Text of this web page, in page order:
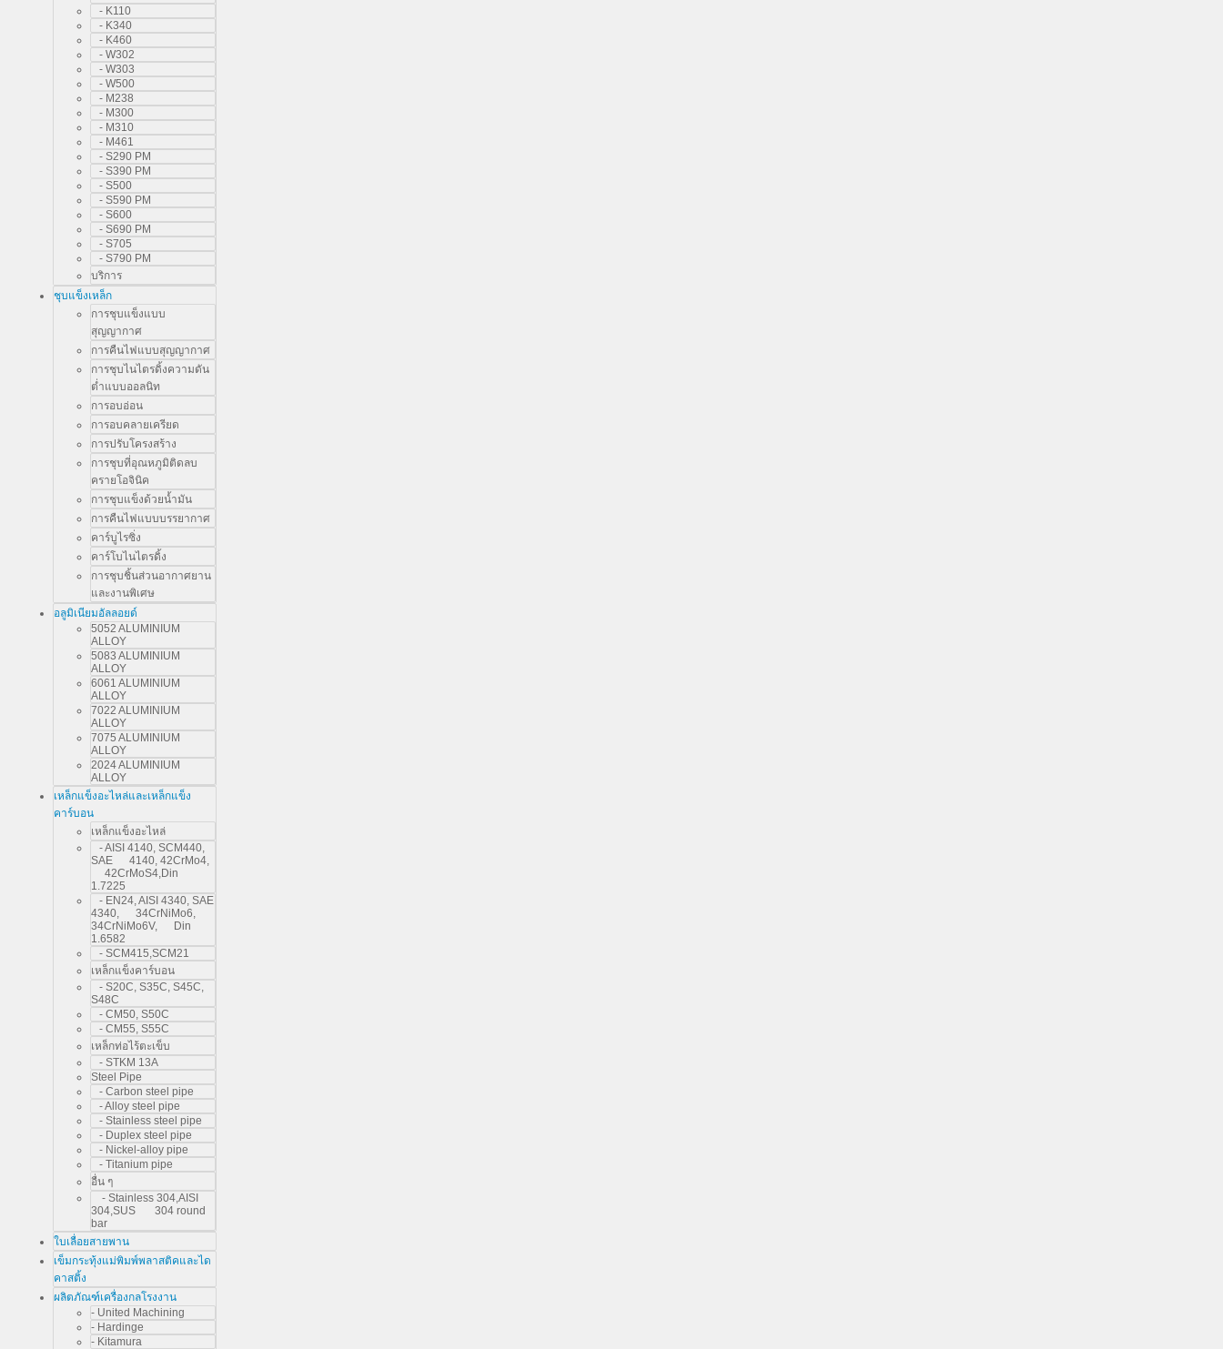
- K110
- K340
- K460
- W302
- W303
- W500
- M238
- M300
- M310
- M461
- S290 PM
- S390 PM
- S500
- S590 PM
- S600
- S690 PM
- S705
- S790 PM
บริการ
ชุบแข็งเหล็ก
การชุบแข็งแบบ
สุญญากาศ
การคืนไฟแบบสุญญากาศ
การชุบไนไตรดิ้งความดัน
ต่ำแบบออลนิท
การอบอ่อน
การอบคลายเครียด
การปรับโครงสร้าง
การชุบที่อุณหภูมิติดลบ
ครายโอจินิค
การชุบแข็งด้วยน้ำมัน
การคืนไฟแบบบรรยากาศ
คาร์บูไรซิ่ง
คาร์โบไนไตรดิ้ง
การชุบชิ้นส่วนอากาศยาน
และงานพิเศษ
อลูมิเนียมอัลลอยด์
5052 ALUMINIUM
ALLOY
5083 ALUMINIUM
ALLOY
6061 ALUMINIUM
ALLOY
7022 ALUMINIUM
ALLOY
7075 ALUMINIUM
ALLOY
2024 ALUMINIUM
ALLOY
เหล็กแข็งอะไหล่และเหล็กแข็ง
คาร์บอน
เหล็กแข็งอะไหล่
- AISI 4140, SCM440,
SAE 4140, 42CrMo4,
42CrMoS4,Din
1.7225
- EN24, AISI 4340, SAE
4340, 34CrNiMo6,
34CrNiMo6V, Din
1.6582
- SCM415,SCM21
เหล็กแข็งคาร์บอน
- S20C, S35C, S45C,
S48C
- CM50, S50C
- CM55, S55C
เหล็กท่อไร้ตะเข็บ
- STKM 13A
Steel Pipe
- Carbon steel pipe
- Alloy steel pipe
- Stainless steel pipe
- Duplex steel pipe
- Nickel-alloy pipe
- Titanium pipe
อื่น ๆ
- Stainless 304,AISI
304,SUS 304 round
bar
ใบเลื่อยสายพาน
เข็มกระทุ้งแม่พิมพ์พลาสติคและได
คาสติ้ง
ผลิตภัณฑ์เครื่องกลโรงงาน
- United Machining
- Hardinge
- Kitamura